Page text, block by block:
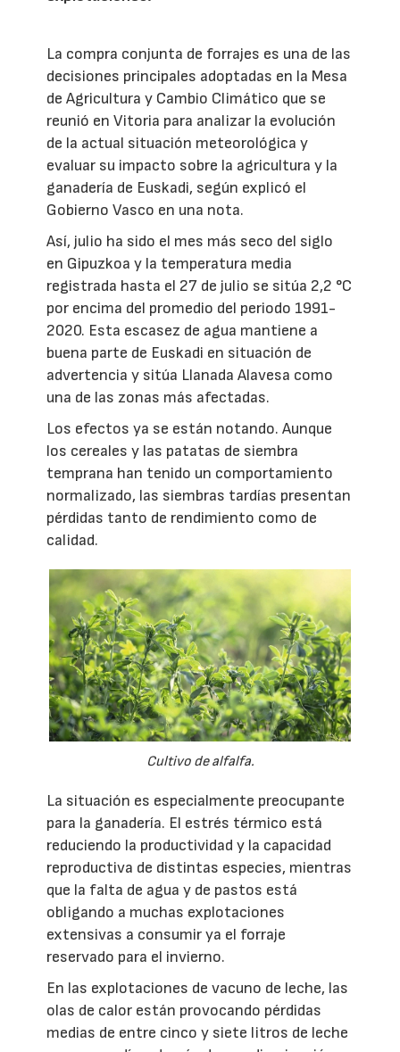
La compra conjunta de forrajes es una de las
decisiones principales adoptadas en la Mesa
de Agricultura y Cambio Climático que se
reunió en Vitoria para analizar la evolución
de la actual situación meteorológica y
evaluar su impacto sobre la agricultura y la
ganadería de Euskadi, según explicó el
Gobierno Vasco en una nota.
Así, julio ha sido el mes más seco del siglo
en Gipuzkoa y la temperatura media
registrada hasta el 27 de julio se sitúa 2,2 °C
por encima del promedio del periodo 1991-
2020. Esta escasez de agua mantiene a
buena parte de Euskadi en situación de
advertencia y sitúa Llanada Alavesa como
una de las zonas más afectadas.
Los efectos ya se están notando. Aunque
los cereales y las patatas de siembra
temprana han tenido un comportamiento
normalizado, las siembras tardías presentan
pérdidas tanto de rendimiento como de
calidad.
Cultivo de alfalfa.
La situación es especialmente preocupante
para la ganadería. El estrés térmico está
reduciendo la productividad y la capacidad
reproductiva de distintas especies, mientras
que la falta de agua y de pastos está
obligando a muchas explotaciones
extensivas a consumir ya el forraje
reservado para el invierno.
En las explotaciones de vacuno de leche, las
olas de calor están provocando pérdidas
medias de entre cinco y siete litros de leche